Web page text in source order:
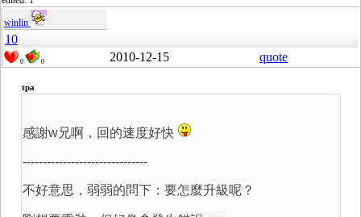
winlin
10
0 0 2010-12-15 quote
tpa
感謝w兄啊，回的速度好快
-------------------------------
不好意思，弱弱的問下：要怎麼升級呢？